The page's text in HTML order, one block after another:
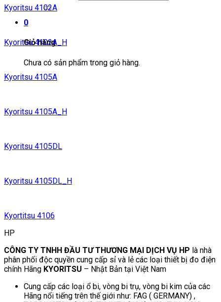
0
Giỏ hàng
Chưa có sản phẩm trong giỏ hàng.
Kyoritsu 4102A
Kyoritsu 4102A_H
Kyoritsu 4105A
Kyoritsu 4105A_H
Kyoritsu 4105DL
Kyoritsu 4105DL_H
Kyortitsu 4106
HP
CÔNG TY TNHH ĐẦU TƯ THƯƠNG MẠI DỊCH VỤ HP là nhà
phân phối độc quyền cung cấp sỉ và lẻ các loại thiết bị đo điện
chính Hãng KYORITSU – Nhật Bản tại Việt Nam
Cung cấp các loại ổ bi, vòng bi trụ, vòng bi kim của các
Hãng nổi tiếng trên thế giới như: FAG ( GERMANY) ,